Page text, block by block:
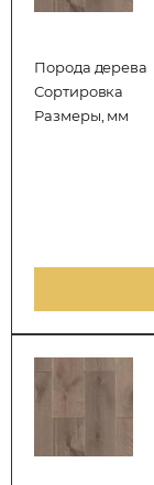
Порода дерева
Сортировка
Размеры, мм